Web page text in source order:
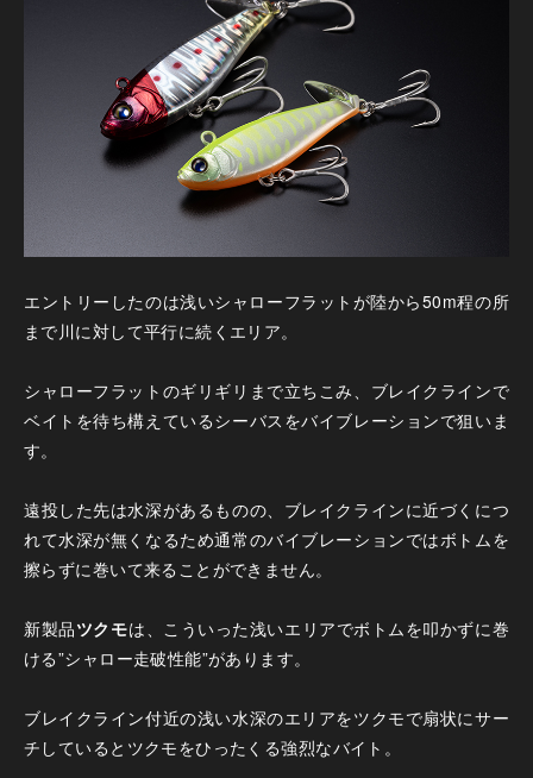
エントリーしたのは浅いシャローフラットが陸から50m程の所
まで川に対して平行に続くエリア。
シャローフラットのギリギリまで立ちこみ、ブレイクラインで
ベイトを待ち構えているシーバスをバイブレーションで狙いま
す。
遠投した先は水深があるものの、ブレイクラインに近づくにつ
れて水深が無くなるため通常のバイブレーションではボトムを
擦らずに巻いて来ることができません。
新製品ツクモは、こういった浅いエリアでボトムを叩かずに巻
ける”シャロー走破性能”があります。
ブレイクライン付近の浅い水深のエリアをツクモで扇状にサー
チしているとツクモをひったくる強烈なバイト。